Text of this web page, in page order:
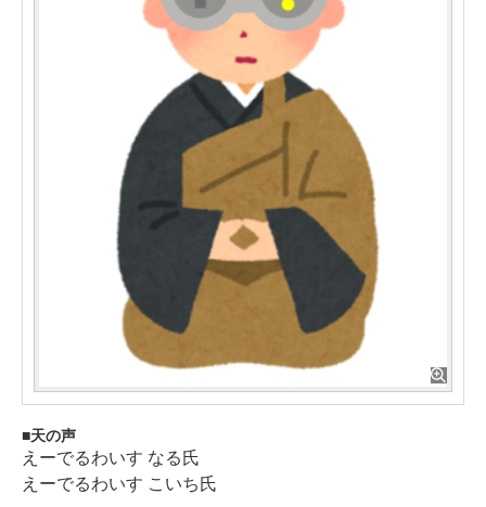
天の声
えーでるわいす なる氏
えーでるわいす こいち氏